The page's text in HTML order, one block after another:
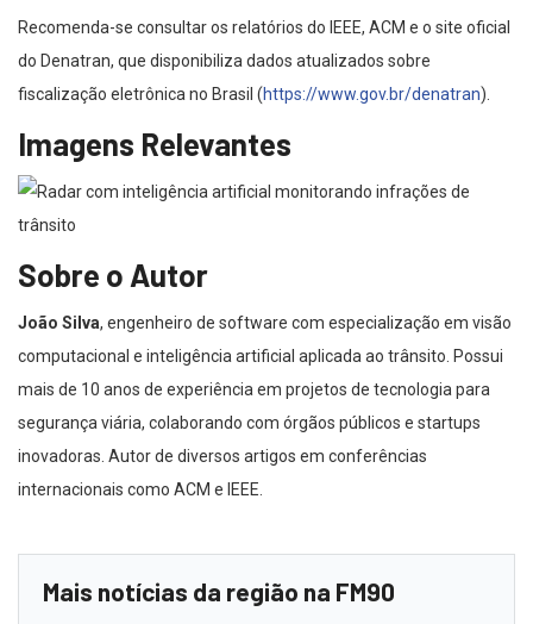
Recomenda-se consultar os relatórios do IEEE, ACM e o site oficial
do Denatran, que disponibiliza dados atualizados sobre
fiscalização eletrônica no Brasil (https://www.gov.br/denatran).
Imagens Relevantes
Sobre o Autor
João Silva, engenheiro de software com especialização em visão
computacional e inteligência artificial aplicada ao trânsito. Possui
mais de 10 anos de experiência em projetos de tecnologia para
segurança viária, colaborando com órgãos públicos e startups
inovadoras. Autor de diversos artigos em conferências
internacionais como ACM e IEEE.
Mais notícias da região na FM90